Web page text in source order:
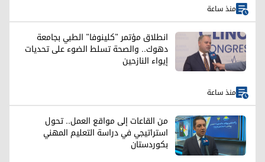
منذ ساعة
انطلاق مؤتمر "كلينوفا" الطبي بجامعة
دهوك.. والصحة تسلط الضوء على تحديات
إيواء النازحين
منذ ساعة
من القاعات إلى مواقع العمل.. تحول
استراتيجي في دراسة التعليم المهني
بكوردستان